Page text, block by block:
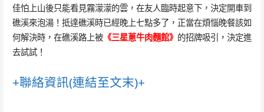
佳怕上山後只能看見霧濛濛的雲，在友人臨時起意下，決定開車到
礁溪來泡湯！抵達礁溪時已經晚上七點多了，正當在煩惱晚餐該如
何解決時，在礁溪路上被《三星蔥牛肉麵館》 的招牌吸引，決定進
去試試！
+聯絡資訊(連結至文末)+